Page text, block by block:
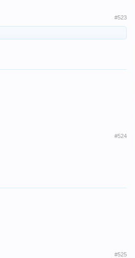
#523
#524
#525